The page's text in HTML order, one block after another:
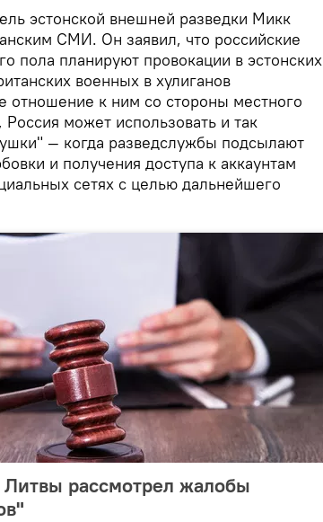
эстонской внешней разведки Микк
СМИ. Он заявил, что российские
пола планируют провокации в эстонских
военных в хулиганов
отношение к ним со стороны местного
может использовать и так
— когда разведслужбы подсылают
и получения доступа к аккаунтам
сетях с целью дальнейшего
рассмотрел жалобы